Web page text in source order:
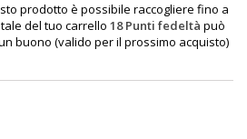
prodotto è possibile raccogliere fino a
del tuo carrello 18Punti fedeltà può
buono (valido per il prossimo acquisto)